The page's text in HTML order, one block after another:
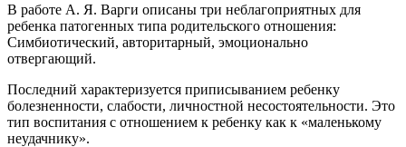
В работе А. Я. Варги описаны три неблагоприятных для
ребенка патогенных типа родительского отношения:
Симбиотический, авторитарный, эмоционально
отвергающий.
Последний характеризуется приписыванием ребенку
болезненности, слабости, личностной несостоятельности. Это
тип воспитания с отношением к ребенку как к «маленькому
неудачнику».